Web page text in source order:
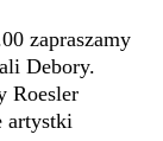
zapraszamy
Debory.
Roesler
artystki